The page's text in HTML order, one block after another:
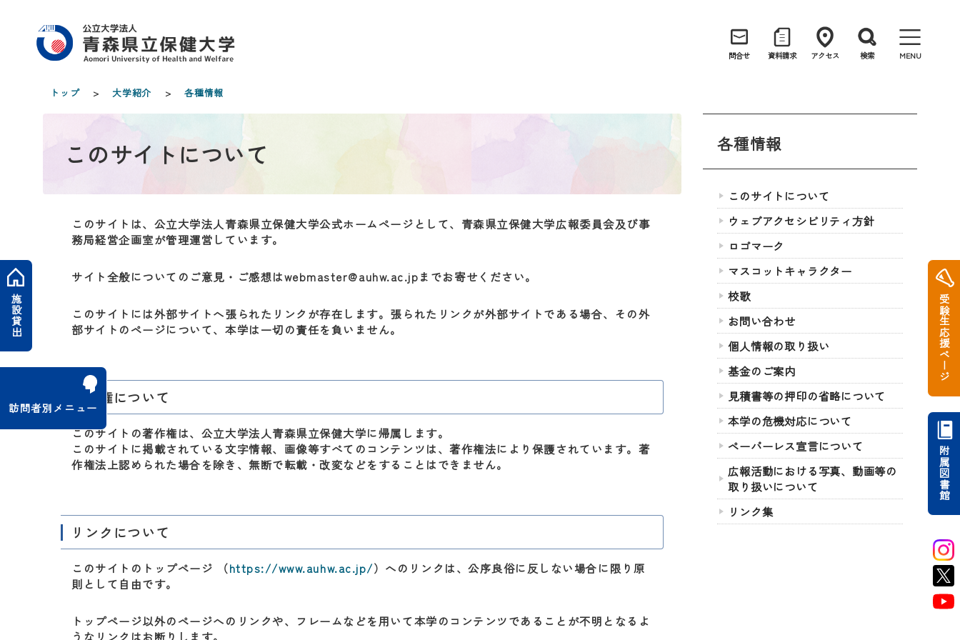
問合せ 資料請求 アクセス 検索 MENU
トップ>大学紹介 >各種情報
このサイトについて
このサイトは、公立大学法人青森県立保健大学公式ホームページとして、青森県立保健大学広報委員会及び事
務局経営企画室が管理運営しています。
サイト全般についてのご意見・ご感想はwebmaster@auhw.ac.jpまでお寄せください。
このサイトには外部サイトへ張られたリンクが存在します。張られたリンクが外部サイトである場合、その外
部サイトのページについて、本学は一切の責任を負いません。
著作権について
このサイトの著作権は、公立大学法人青森県立保健大学に帰属します。
このサイトに掲載されている文字情報、画像等すべてのコンテンツは、著作権法により保護されています。著
作権法上認められた場合を除き、無断で転載・改変などをすることはできません。
リンクについて
このサイトのトップページ （https://www.auhw.ac.jp/）へのリンクは、公序良俗に反しない場合に限り原
則として自由です。
トップページ以外のページへのリンクや、フレームなどを用いて本学のコンテンツであることが不明となるよ
うなリンクはお断りします。
各種情報
このサイトについて
ウェブアクセシビリティ方針
ロゴマーク
マスコットキャラクター
校歌
お問い合わせ
個人情報の取り扱い
基金のご案内
見積書等の押印の省略について
本学の危機対応について
ペーパーレス宣言について
広報活動における写真、動画等の
取り扱いについて
リンク集
受験生応援ページ
附属図書館
施設貸出
訪問者別メニュー